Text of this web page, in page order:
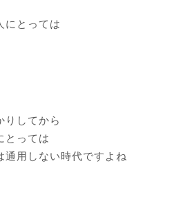
にとっては
りしてから
とっては
通用しない時代ですよね